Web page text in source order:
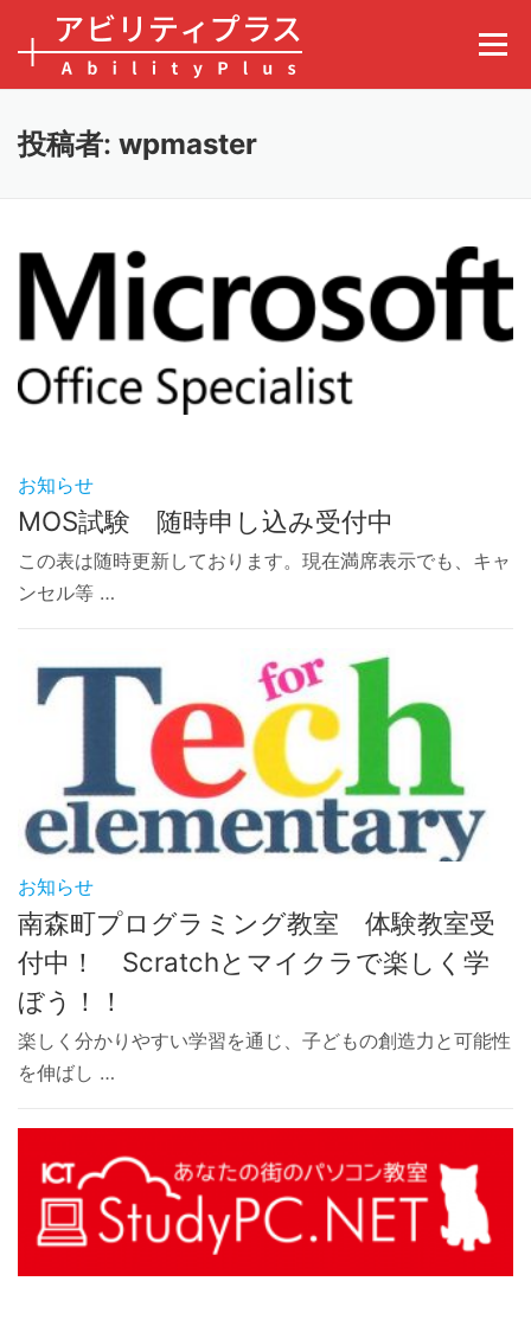
コンテンツへスキップ
メニ
投稿者: wpmaster
お知らせ
MOS試験 随時申し込み受付中
この表は随時更新しております。現在満席表示でも、キャ
ンセル等 …
お知らせ
南森町プログラミング教室 体験教室受
付中！ Scratchとマイクラで楽しく学
ぼう！！
楽しく分かりやすい学習を通じ、子どもの創造力と可能性
を伸ばし …